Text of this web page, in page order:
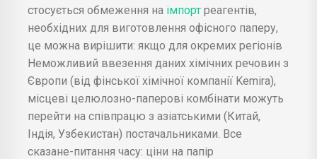
стосується обмеження на імпорт реагентів,
необхідних для виготовлення офісного паперу,
це можна вирішити: якщо для окремих регіонів
Неможливий ввезення даних хімічних речовин з
Європи (від фінської хімічної компанії Kemira),
місцеві целюлозно-паперові комбінати можуть
перейти на співпрацю з азіатськими (Китай,
Індія, Узбекистан) постачальниками. Все
сказане-питання часу: ціни на папір